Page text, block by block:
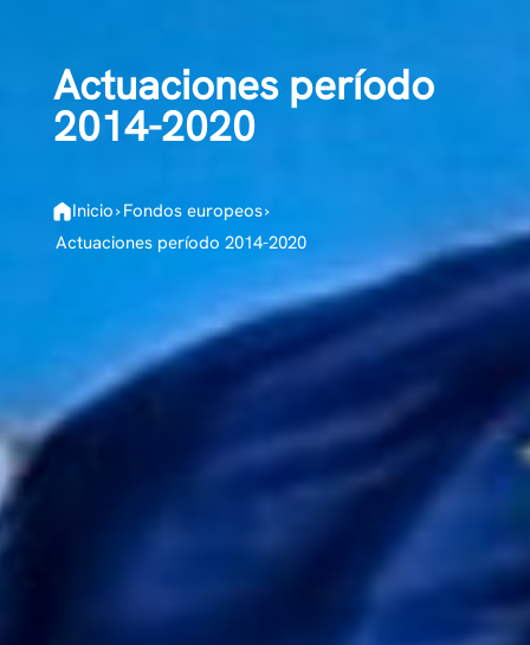
Actuaciones período
2014-2020
Inicio›Fondos europeos›
Actuaciones período 2014-2020